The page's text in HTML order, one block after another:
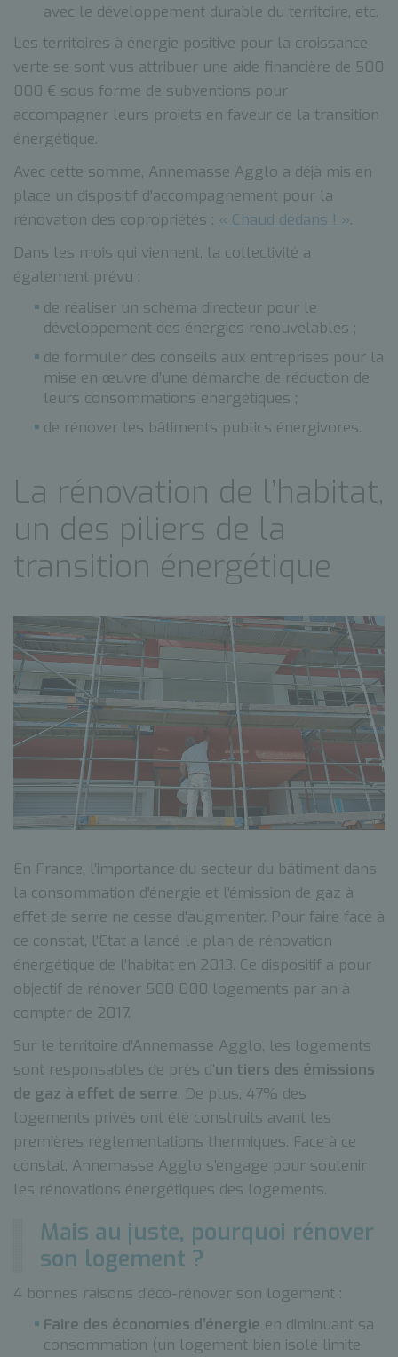
avec le développement durable du territoire, etc.
Les territoires à énergie positive pour la croissance
verte se sont vus attribuer une aide financière de 500
000 € sous forme de subventions pour
accompagner leurs projets en faveur de la transition
énergétique.
Avec cette somme, Annemasse Agglo a déjà mis en
place un dispositif d’accompagnement pour la
rénovation des copropriétés : « Chaud dedans ! ».
Dans les mois qui viennent, la collectivité a
également prévu :
de réaliser un schéma directeur pour le
développement des énergies renouvelables ;
de formuler des conseils aux entreprises pour la
mise en œuvre d’une démarche de réduction de
leurs consommations énergétiques ;
de rénover les bâtiments publics énergivores.
La rénovation de l’habitat,
un des piliers de la
transition énergétique
En France, l’importance du secteur du bâtiment dans
la consommation d’énergie et l’émission de gaz à
effet de serre ne cesse d’augmenter. Pour faire face à
ce constat, l’Etat a lancé le plan de rénovation
énergétique de l’habitat en 2013. Ce dispositif a pour
objectif de rénover 500 000 logements par an à
compter de 2017.
Sur le territoire d’Annemasse Agglo, les logements
sont responsables de près d’un tiers des émissions
de gaz à effet de serre. De plus, 47% des
logements privés ont été construits avant les
premières réglementations thermiques. Face à ce
constat, Annemasse Agglo s’engage pour soutenir
les rénovations énergétiques des logements.
Mais au juste, pourquoi rénover
son logement ?
4 bonnes raisons d’éco-rénover son logement :
Faire des économies d’énergie en diminuant sa
consommation (un logement bien isolé limite